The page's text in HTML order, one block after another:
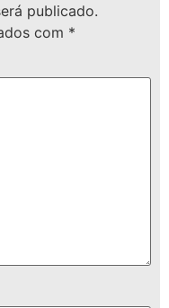
publicado.
com *